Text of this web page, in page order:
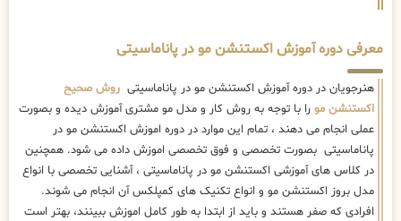
معرفی دوره آموزش اکستنشن مو در پاناماسیتی
هنرجویان در دوره آموزش اکستنشن مو در پاناماسیتی روش صحیح
اکستنشن مو را با توجه به روش کار و مدل مو مشتری آموزش دیده و بصورت
عملی انجام می دهند ، تمام این موارد در دوره اموزش اکستنشن مو در
پاناماسیتی بصورت تخصصی و فوق تخصصی اموزش داده می شود. همچنین
در کلاس های آموزشی اکستنشن مو در پاناماسیتی ، آشنایی تخصصی با انواع
مدل بروز اکستنشن مو و انواع تکنیک های کمپلکس آن انجام می شوند.
افرادی که صفر هستند و باید از ابتدا به طور کامل اموزش ببینند، بهتر است